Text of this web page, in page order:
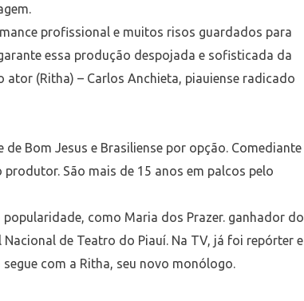
profissional e muitos risos guardados para
essa produção despojada e sofisticada da
ator (Ritha) – Carlos Anchieta, piauiense radicado
Bom Jesus e Brasiliense por opção. Comediante
São mais de 15 anos em palcos pelo
como Maria dos Prazer. ganhador do
de Teatro do Piauí. Na TV, já foi repórter e
com a Ritha, seu novo monólogo.